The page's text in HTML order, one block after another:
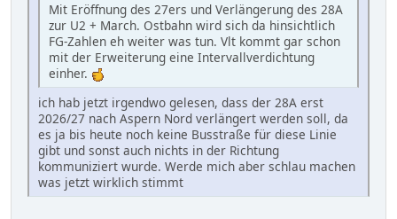
Mit Eröffnung des 27ers und Verlängerung des 28A
zur U2 + March. Ostbahn wird sich da hinsichtlich
FG-Zahlen eh weiter was tun. Vlt kommt gar schon
mit der Erweiterung eine Intervallverdichtung
einher.
ich hab jetzt irgendwo gelesen, dass der 28A erst
2026/27 nach Aspern Nord verlängert werden soll, da
es ja bis heute noch keine Busstraße für diese Linie
gibt und sonst auch nichts in der Richtung
kommuniziert wurde. Werde mich aber schlau machen
was jetzt wirklich stimmt